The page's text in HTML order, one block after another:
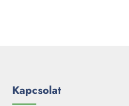
Kapcsolat